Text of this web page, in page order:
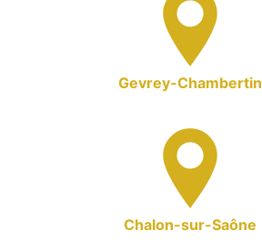
Gevrey-Chambertin
Chalon-sur-Saône